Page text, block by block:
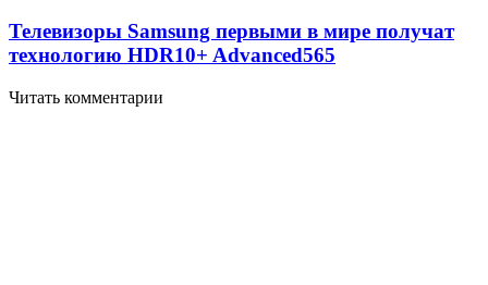
Телевизоры Samsung первыми в мире получат
технологию HDR10+ Advanced565
Читать комментарии